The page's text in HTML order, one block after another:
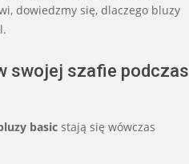
dowiedzmy się, dlaczego bluzy
swojej szafie podczas
basic stają się wówczas